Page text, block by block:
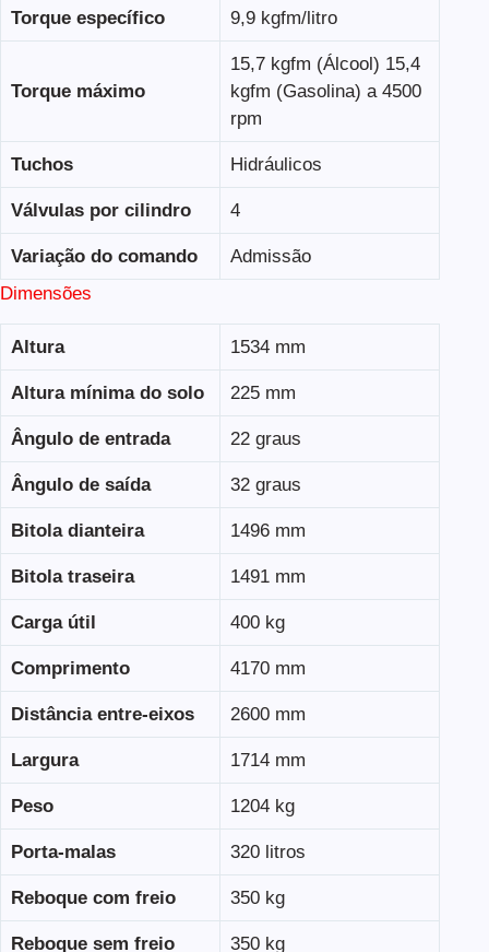
Torque específico 9,9 kgfm/litro
Torque máximo
15,7 kgfm (Álcool) 15,4
kgfm (Gasolina) a 4500
rpm
Tuchos Hidráulicos
Válvulas por cilindro 4
Variação do comando
Admissão
Dimensões
Altura 1534 mm
Altura mínima do solo 225 mm
Ângulo de entrada 22 graus
Ângulo de saída 32 graus
Bitola dianteira 1496 mm
Bitola traseira 1491 mm
Carga útil 400 kg
Comprimento 4170 mm
Distância entre-eixos 2600 mm
Largura 1714 mm
Peso 1204 kg
Porta-malas 320 litros
Reboque com freio 350 kg
Reboque sem freio 350 kg